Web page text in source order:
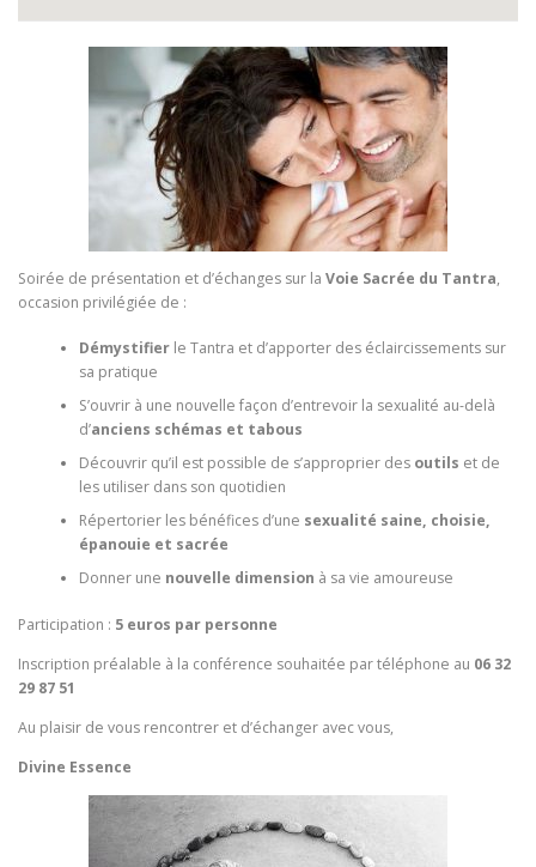
Soirée de présentation et d’échanges sur la Voie Sacrée du Tantra,
occasion privilégiée de :
Démystifierle Tantra et d’apporter des éclaircissements sur
sa pratique
S’ouvrir à une nouvelle façon d’entrevoir la sexualité au-delà
d’anciens schémas et tabous
Découvrir qu’il est possible de s’approprier des outils et de
les utiliser dans son quotidien
Répertorier les bénéfices d’une sexualité saine, choisie,
épanouie et sacrée
Donner une nouvelle dimension à sa vie amoureuse
Participation : 5 euros par personne
Inscription préalable à la conférence souhaitée par téléphone au 06 32
29 87 51
Au plaisir de vous rencontrer et d’échanger avec vous,
Divine Essence